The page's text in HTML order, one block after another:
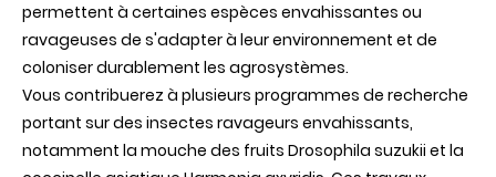
permettent à certaines espèces envahissantes ou
ravageuses de s'adapter à leur environnement et de
coloniser durablement les agrosystèmes.
Vous contribuerez à plusieurs programmes de recherche
portant sur des insectes ravageurs envahissants,
notamment la mouche des fruits Drosophila suzukii et la